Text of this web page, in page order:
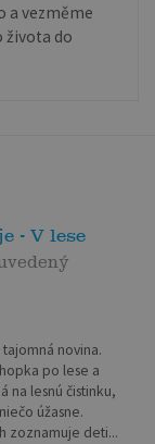
a vezměme
života do
- V lese
tajomná novina.
po lese a
na lesnú čistinku,
úžasne.
zoznamuje deti...